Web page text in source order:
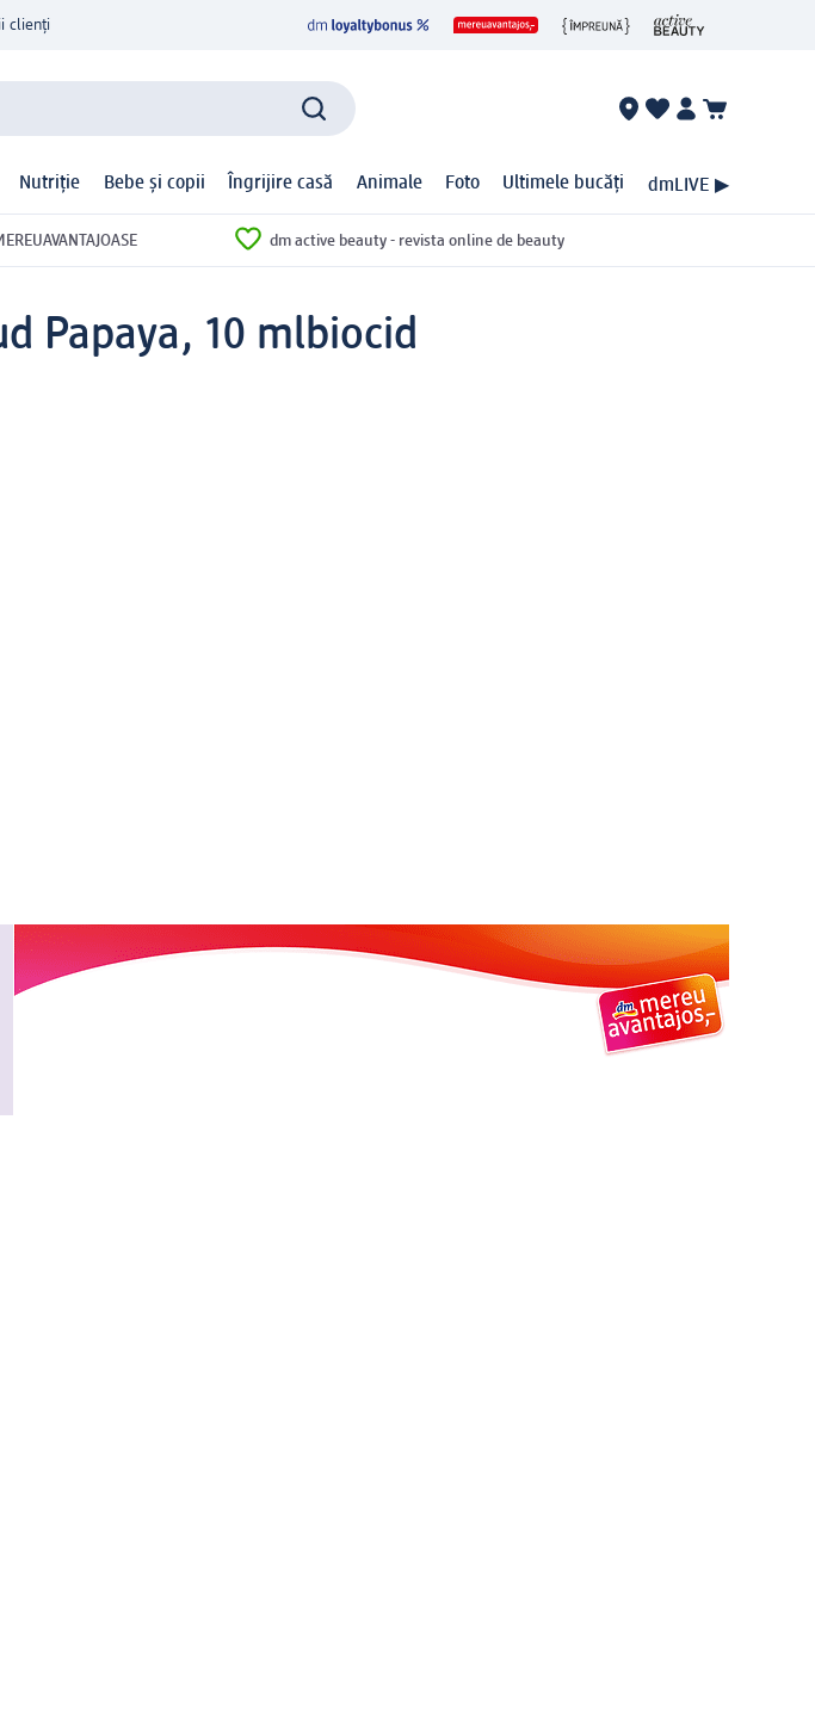
clienți
Nutriție Bebe și copii Îngrijire casă Animale Foto Ultimele bucăți dmLIVE ▶
dm active beauty - revista online de beauty
Papaya, 10 mlbiocid